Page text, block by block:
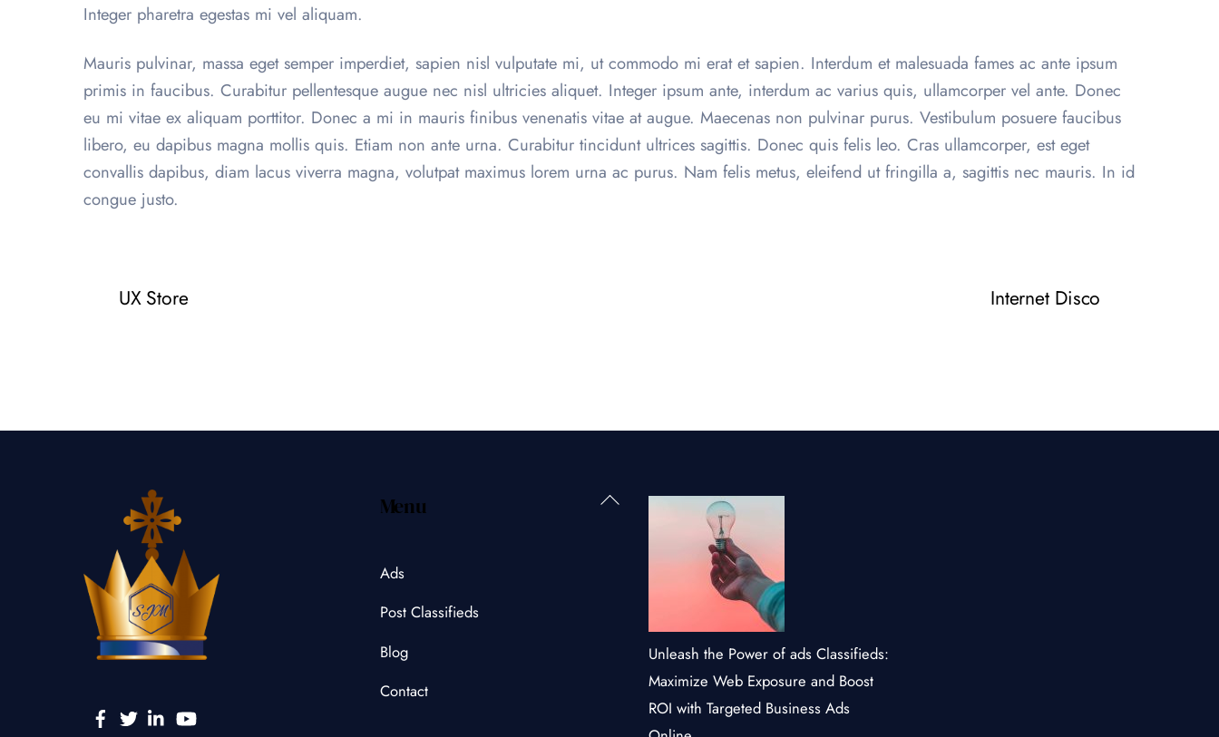
Integer pharetra egestas mi vel aliquam.
Mauris pulvinar, massa eget semper imperdiet, sapien nisl vulputate mi, ut commodo mi erat et sapien. Interdum et malesuada fames ac ante ipsum
primis in faucibus. Curabitur pellentesque augue nec nisl ultricies aliquet. Integer ipsum ante, interdum ac varius quis, ullamcorper vel ante. Donec
eu mi vitae ex aliquam porttitor. Donec a mi in mauris finibus venenatis vitae at augue. Maecenas non pulvinar purus. Vestibulum posuere faucibus
libero, eu dapibus magna mollis quis. Etiam non ante urna. Curabitur tincidunt ultrices sagittis. Donec quis felis leo. Cras ullamcorper, est eget
convallis dapibus, diam lacus viverra magna, volutpat maximus lorem urna ac purus. Nam felis metus, eleifend ut fringilla a, sagittis nec mauris. In id
congue justo.
UX Store Internet Disco
Back
Facebook
Twitter LinkedinYouTube
Menu
Ads
Post Classifieds
Blog
Contact
Unleash the Power of ads Classifieds:
Maximize Web Exposure and Boost
ROI with Targeted Business Ads